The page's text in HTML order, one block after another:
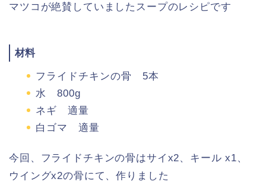
マツコが絶賛していましたスープのレシピです
材料
フライドチキンの骨 5本
水 800g
ネギ 適量
白ゴマ 適量
今回、フライドチキンの骨はサイx2、キール x1、
ウイングx2の骨にて、作りました